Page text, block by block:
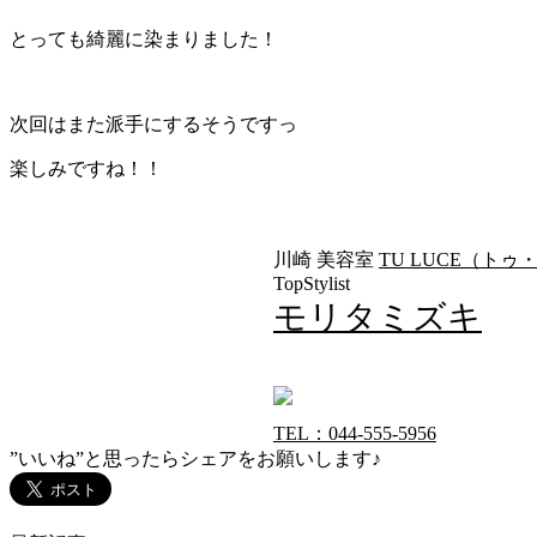
とっても綺麗に染まりました！
次回はまた派手にするそうですっ
楽しみですね！！
川崎 美容室 TU LUCE（トゥ・
TopStylist
モリタミズキ
TEL：044-555-5956
”いいね”と思ったらシェアをお願いします♪